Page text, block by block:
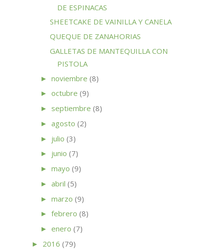
DE ESPINACAS
SHEETCAKE DE VAINILLA Y CANELA
QUEQUE DE ZANAHORIAS
GALLETAS DE MANTEQUILLA CON
PISTOLA
► noviembre (8)
► octubre (9)
► septiembre (8)
► agosto (2)
► julio (3)
► junio (7)
► mayo (9)
► abril (5)
► marzo (9)
► febrero (8)
► enero (7)
► 2016 (79)